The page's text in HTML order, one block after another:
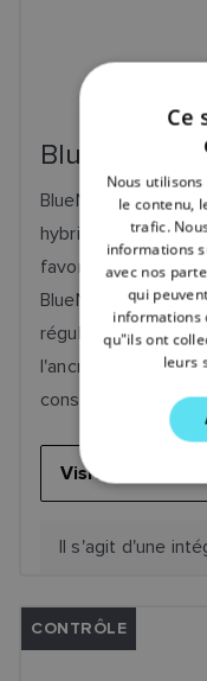
BlueNav
BlueNav fournit
hybride à énergie
favorisant une
BlueNav HMI
régulateur de
l'ancre virtuelle.
consulter le site
Visiter BlueNav
Il s'agit d'une
CONTRÔLE
Ce
Nous
le contenu,
trafic.
informations
avec nos
qui
informations
qu"ils ont
leurs